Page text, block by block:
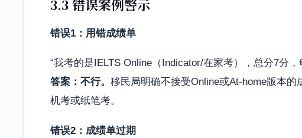
3.3 错误案例警示
错误1：用错成绩单
“我考的是IELTS Online（Indicator/在家考），总分7分，
答案：不行。 移民局明确不接受Online或At-home版本
机考或纸笔考。
错误2：成绩单过期